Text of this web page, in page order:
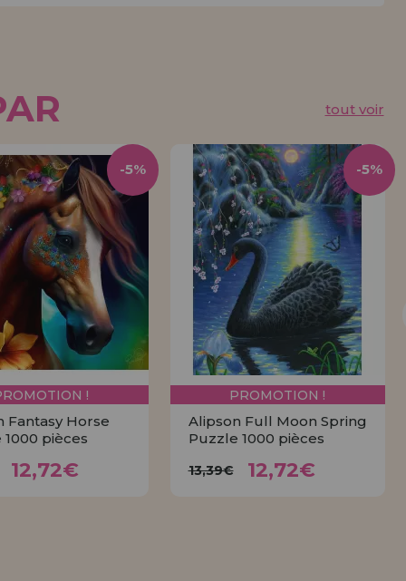
tout voir
!
Fantasy Horse
pièces
12,72€
-5%
PROMOTION !
Alipson Full Moon Spring
Puzzle 1000 pièces
13,39€ 12,72€
-5%